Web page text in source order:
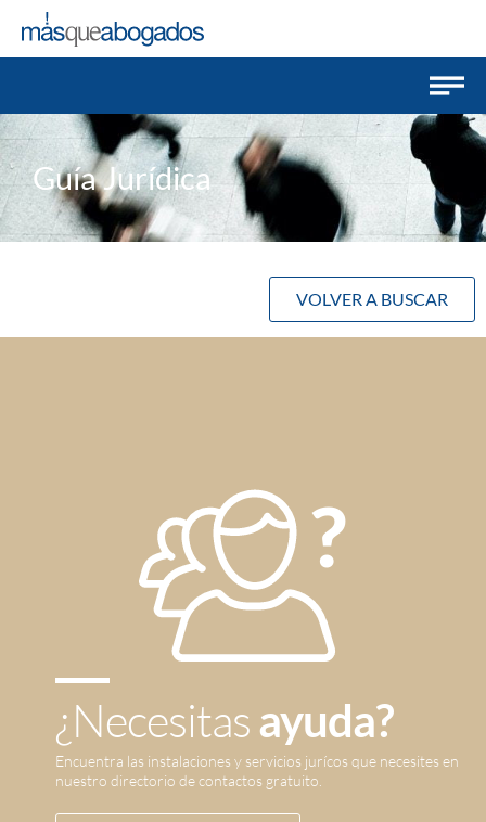
Guía Jurídica
VOLVER A BUSCAR
¿Necesitasayuda?
Encuentra las instalaciones y servicios jurícos que necesites en
nuestro directorio de contactos gratuito.